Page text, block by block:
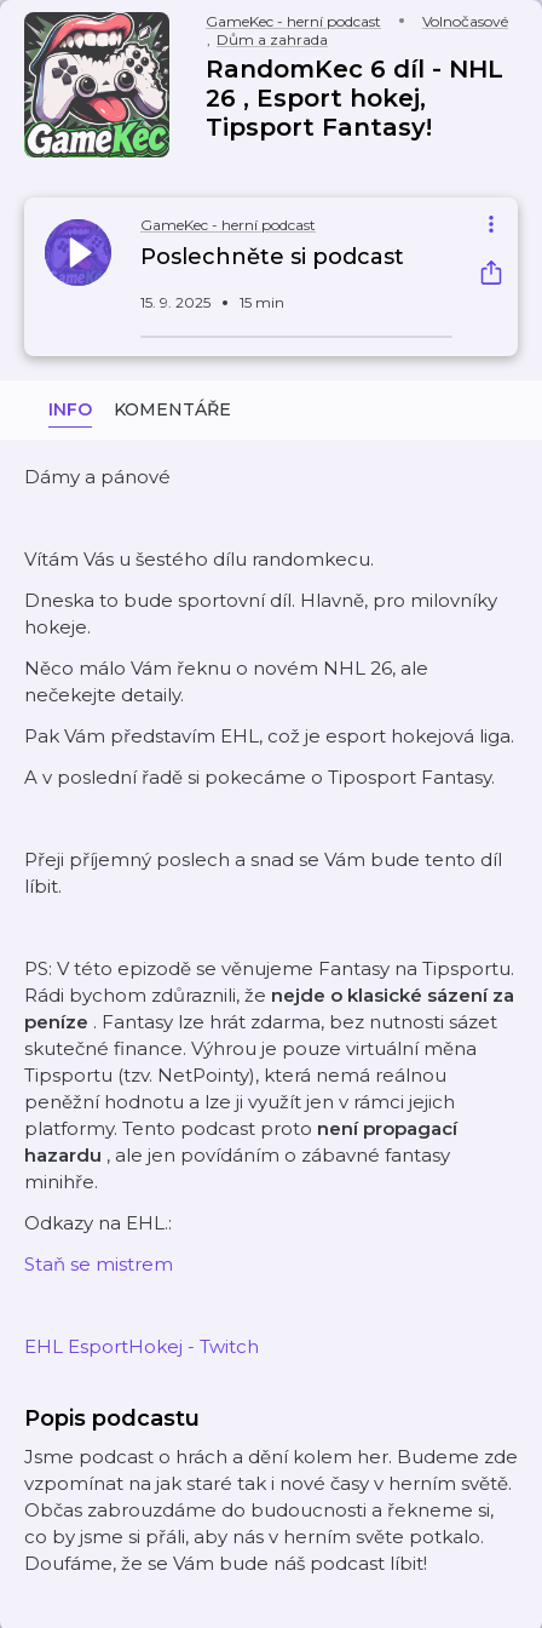
GameKec - herní podcast
Volnočasové
, Dům a zahrada
RandomKec 6 díl - NHL
26 , Esport hokej,
Tipsport Fantasy!
GameKec - herní podcast
Poslechněte si podcast
15. 9. 2025 15 min
INFO KOMENTÁŘE
Dámy a pánové
Vítám Vás u šestého dílu randomkecu.
Dneska to bude sportovní díl. Hlavně, pro milovníky
hokeje.
Něco málo Vám řeknu o novém NHL 26, ale
nečekejte detaily.
Pak Vám představím EHL, což je esport hokejová liga.
A v poslední řadě si pokecáme o Tiposport Fantasy.
Přeji příjemný poslech a snad se Vám bude tento díl
líbit.
PS: V této epizodě se věnujeme Fantasy na Tipsportu.
Rádi bychom zdůraznili, že nejde o klasické sázení za
peníze . Fantasy lze hrát zdarma, bez nutnosti sázet
skutečné finance. Výhrou je pouze virtuální měna
Tipsportu (tzv. NetPointy), která nemá reálnou
peněžní hodnotu a lze ji využít jen v rámci jejich
platformy. Tento podcast proto není propagací
hazardu , ale jen povídáním o zábavné fantasy
minihře.
Odkazy na EHL.:
Staň se mistrem
EHL EsportHokej - Twitch
Popis podcastu
Jsme podcast o hrách a dění kolem her. Budeme zde
vzpomínat na jak staré tak i nové časy v herním světě.
Občas zabrouzdáme do budoucnosti a řekneme si,
co by jsme si přáli, aby nás v herním světe potkalo.
Doufáme, že se Vám bude náš podcast líbit!